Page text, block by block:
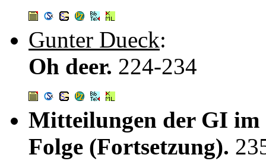
Gunter Dueck:
Oh deer. 224-234
Mitteilungen der GI
Folge (Fortsetzung).